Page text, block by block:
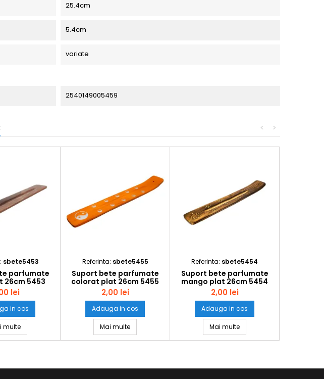
25.4cm
5.4cm
variate
2540149005459
>
<
26cm 5452
sbete5453
parfumate
26cm 5453
lei
in cos
multeSuport bete parfumate maro plat 26cm 5453
Referinta: sbete5455
Suport bete parfumate
colorat plat 26cm 5455
2,00 lei
Adauga in cos
Mai multeSuport bete parfumate colorat plat 26cm 5455
Referinta: sbete5454
Suport bete parfumate
mango plat 26cm 5454
2,00 lei
Adauga in cos
Mai multeSuport bete parfumate